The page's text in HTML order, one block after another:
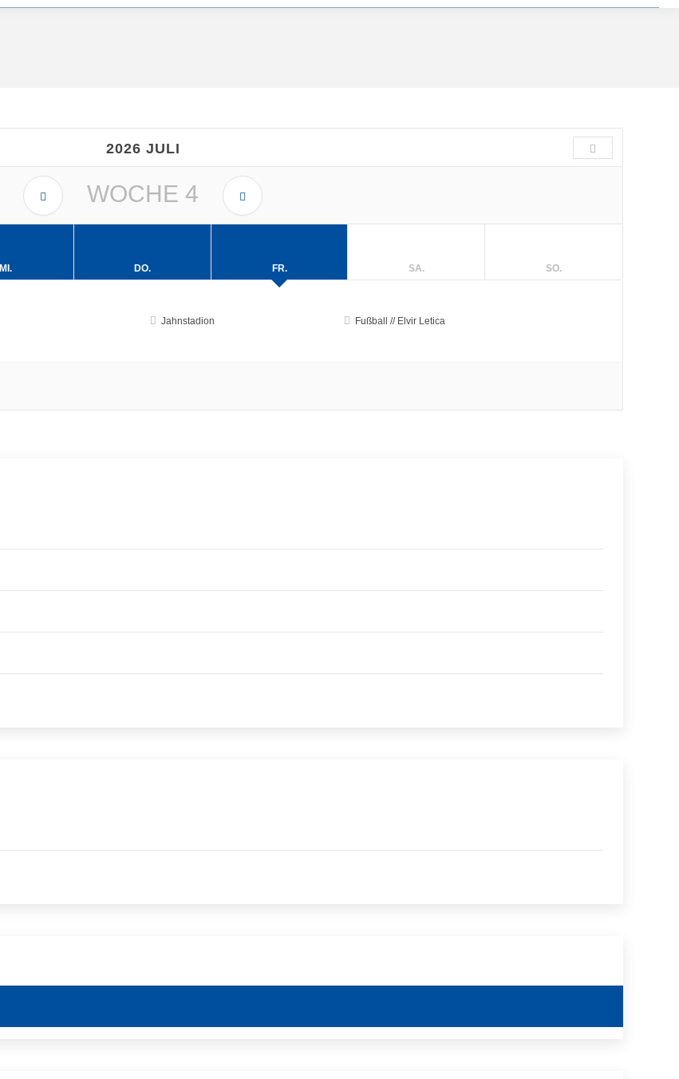
2026 JULI
WOCHE 4
MI. DO. FR. SA. SO.
Jahnstadion Fußball // Elvir Letica